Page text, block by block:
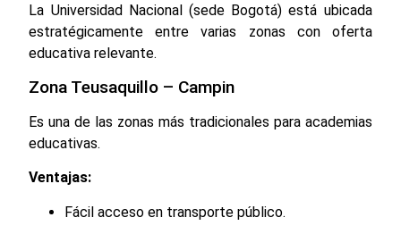
La Universidad Nacional (sede Bogotá) está ubicada
estratégicamente entre varias zonas con oferta
educativa relevante.
Zona Teusaquillo – Campin
Es una de las zonas más tradicionales para academias
educativas.
Ventajas:
Fácil acceso en transporte público.